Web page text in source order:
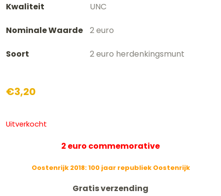
Kwaliteit UNC
Nominale Waarde 2 euro
Soort 2 euro herdenkingsmunt
€3,20
Uitverkocht
2 euro commemorative
Oostenrijk 2018: 100 jaar republiek Oostenrijk
Gratis verzending